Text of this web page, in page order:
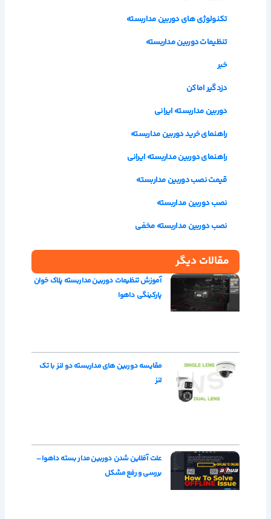
تکنولوژی های دوربین مداربسته
تنظیمات دوربین مداربسته
خبر
دزدگیر اماکن
دوربین مداربسته ایرانی
راهنمای خرید دوربین مداربسته
راهنمای دوربین مداربسته ایرانی
قیمت نصب دوربین مداربسته
نصب دوربین مداربسته
نصب دوربین مداربسته مخفی
مقالات دیگر
آموزش تنظیمات دوربین مداربسته پلاک خوان
پارکینگی داهوا
مقایسه دوربین های مداربسته دو لنز با تک
لنز
علت آفلاین شدن دوربین مدار بسته داهوا –
بررسی و رفع مشکل